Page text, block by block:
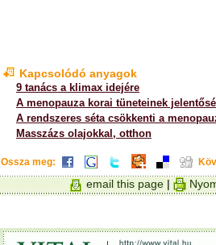
Kapcsolódó anyagok
9 tanács a klimax idejére
A menopauza korai tüneteinek
A rendszeres séta csökkenti a
Masszázs olajokkal, otthon
Ossza meg:
email this page |